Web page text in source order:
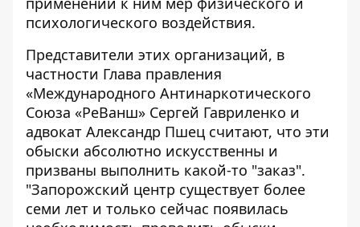
психологического воздействия.
Представители этих организаций, в
частности Глава правления
«Международного Антинаркотического
Союза «РеВанш» Сергей Гавриленко и
адвокат Александр Пшец считают, что эти
обыски абсолютно искусственны и
призваны выполнить какой-то "заказ".
"Запорожский центр существует более
семи лет и только сейчас появилась